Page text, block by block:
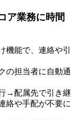
ア業務に時間
機能で、連絡や引
の担当者に自動通
→配属先で引き継
絡や手配が不要に